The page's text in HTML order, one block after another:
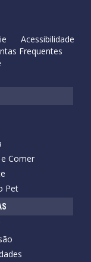
Acessibilidade
Frequentes
Comer
Pet